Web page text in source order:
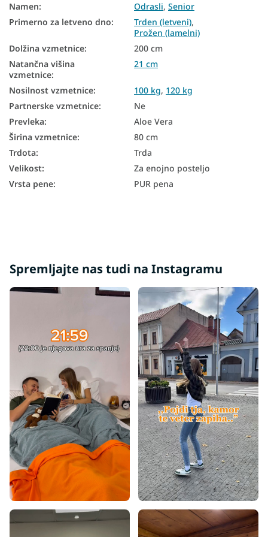
Trde vzmetnice
Majhne vzmetnice
Antialergijske vzmetnice
Pene vzmetnice 80x200
Trdota vzmetnice H4
Visoke vzmetnice 80x200
Vzmetnice Aloe Vera 80x200
Namen: Odrasli, Senior
Primerno za letveno dno: Trden (letveni),
Prožen (lamelni)
Dolžina vzmetnice:
200 cm
Natančna višina
vzmetnice:
21 cm
Nosilnost vzmetnice: 100 kg, 120 kg
Partnerske vzmetnice:
Ne
Prevleka:
Aloe Vera
Širina vzmetnice:
80 cm
Trdota:
Trda
Velikost:
Za enojno posteljo
Vrsta pene: PUR pena
Spremljajte nas tudi na Instagramu